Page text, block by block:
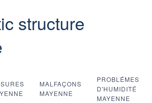
structure
MALFAÇONS
MAYENNE
PROBLÉMES
D'HUMIDITÉ
MAYENNE